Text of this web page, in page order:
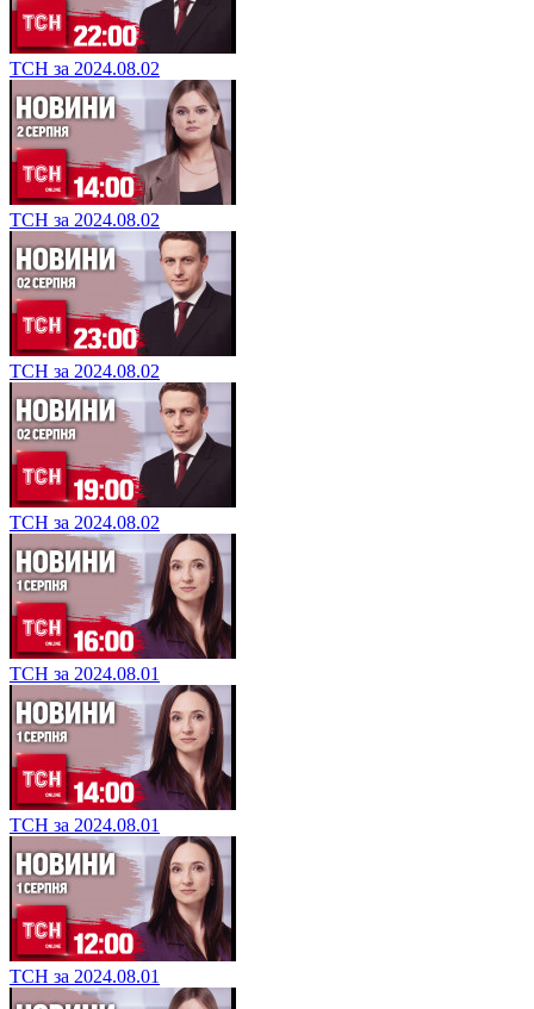
ТСН за 2024.08.02
ТСН за 2024.08.02
ТСН за 2024.08.02
ТСН за 2024.08.02
ТСН за 2024.08.01
ТСН за 2024.08.01
ТСН за 2024.08.01